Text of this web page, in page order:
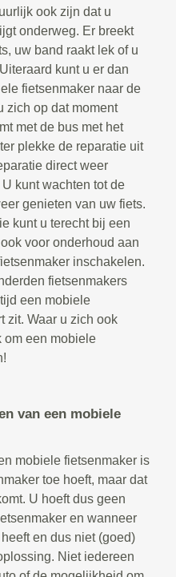
ook zijn dat u
onderweg. Er breekt
uw band raakt lek of u
kunt u er dan
fietsenmaker naar de
zich op dat moment
met de bus met het
plekke de reparatie uit
direct weer
kunt wachten tot de
genieten van uw fiets.
kunt u terecht bij een
voor onderhoud aan
inschakelen.
fietsenmakers
een mobiele
zit. Waar u zich ook
om een mobiele
van een mobiele
mobiele fietsenmaker is
toe hoeft, maar dat
U hoeft dus geen
en wanneer
en dus niet (goed)
Niet iedereen